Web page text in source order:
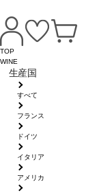
TOP
WINE
生産国
すべて
フランス
ドイツ
イタリア
アメリカ